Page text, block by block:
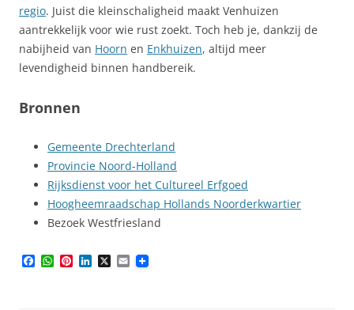
regio. Juist die kleinschaligheid maakt Venhuizen
aantrekkelijk voor wie rust zoekt. Toch heb je, dankzij de
nabijheid van Hoorn en Enkhuizen, altijd meer
levendigheid binnen handbereik.
Bronnen
Gemeente Drechterland
Provincie Noord-Holland
Rijksdienst voor het Cultureel Erfgoed
Hoogheemraadschap Hollands Noorderkwartier
Bezoek Westfriesland
W P X E
m